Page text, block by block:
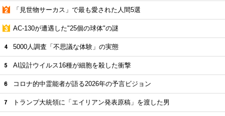
「見世物サーカス」で最も愛された人間5選
AC-130が遭遇した"25個の球体"の謎
5000人調査「不思議な体験」の実態
AI設計ウイルス16種が細胞を殺した衝撃
コロナ的中霊能者が語る2026年の予言ビジョン
トランプ大統領に「エイリアン発表原稿」を渡した男